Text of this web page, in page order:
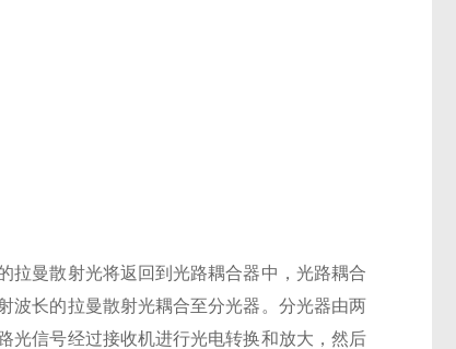
拉曼散射光将返回到光路耦合器中，光路耦合
波长的拉曼散射光耦合至分光器。分光器由两
光信号经过接收机进行光电转换和放大，然后